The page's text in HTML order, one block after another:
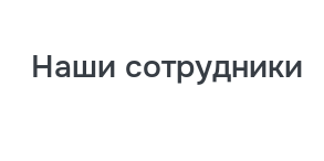
Наши сотрудники